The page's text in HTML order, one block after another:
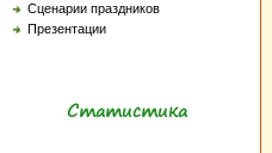
Сценарии праздников
Презентации
Статистика